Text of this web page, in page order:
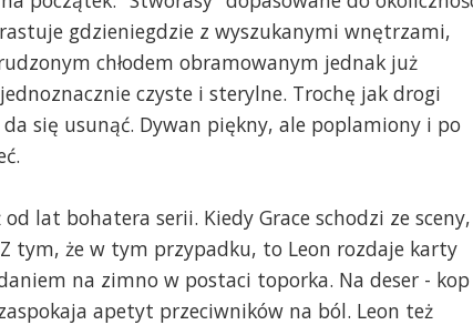
gdzieniegdzie z wyszukanymi wnętrzami,
chłodem obramowanym jednak już
czyste i sterylne. Trochę jak drogi
się usunąć. Dywan piękny, ale poplamiony i po
lat bohatera serii. Kiedy Grace schodzi ze sceny,
tym, że w tym przypadku, to Leon rozdaje karty
na zimno w postaci toporka. Na deser - kop
apetyt przeciwników na ból. Leon też